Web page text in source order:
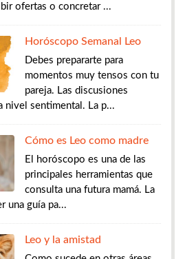
ofertas o concretar ...
Horóscopo Semanal Leo
Debes prepararte para
momentos muy tensos con tu
pareja. Las discusiones
nivel sentimental. La p...
Cómo es Leo como madre
El horóscopo es una de las
principales herramientas que
consulta una futura mamá. La
una guía pa...
Leo y la amistad